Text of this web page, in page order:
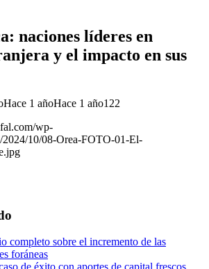
naciones líderes en
y el impacto en sus
Hace 1 añoHace 1 año122
completo sobre el incremento de las
foráneas